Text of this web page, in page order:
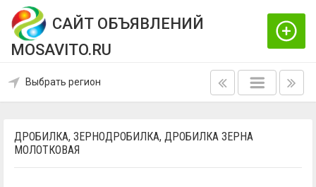
САЙТ ОБЪЯВЛЕНИЙ
MOSAVITO.RU
Выбрать регион
ДРОБИЛКА, ЗЕРНОДРОБИЛКА, ДРОБИЛКА ЗЕРНА
МОЛОТКОВАЯ